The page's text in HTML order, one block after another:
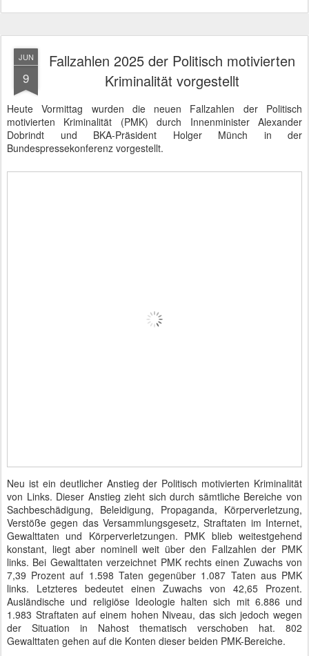
JUN
9
Fallzahlen 2025 der Politisch motivierten
Kriminalität vorgestellt
Heute Vormittag wurden die neuen Fallzahlen der Politisch
motivierten Kriminalität (PMK) durch Innenminister Alexander
Dobrindt und BKA-Präsident Holger Münch in der
Bundespressekonferenz vorgestellt.
Neu ist ein deutlicher Anstieg der Politisch motivierten Kriminalität
von Links. Dieser Anstieg zieht sich durch sämtliche Bereiche von
Sachbeschädigung, Beleidigung, Propaganda, Körperverletzung,
Verstöße gegen das Versammlungsgesetz, Straftaten im Internet,
Gewalttaten und Körperverletzungen. PMK blieb weitestgehend
konstant, liegt aber nominell weit über den Fallzahlen der PMK
links. Bei Gewalttaten verzeichnet PMK rechts einen Zuwachs von
7,39 Prozent auf 1.598 Taten gegenüber 1.087 Taten aus PMK
links. Letzteres bedeutet einen Zuwachs von 42,65 Prozent.
Ausländische und religiöse Ideologie halten sich mit 6.886 und
1.983 Straftaten auf einem hohen Niveau, das sich jedoch wegen
der Situation in Nahost thematisch verschoben hat. 802
Gewalttaten gehen auf die Konten dieser beiden PMK-Bereiche.